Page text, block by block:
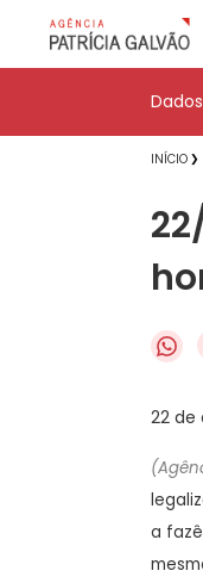
INÍCIO
22 de
a